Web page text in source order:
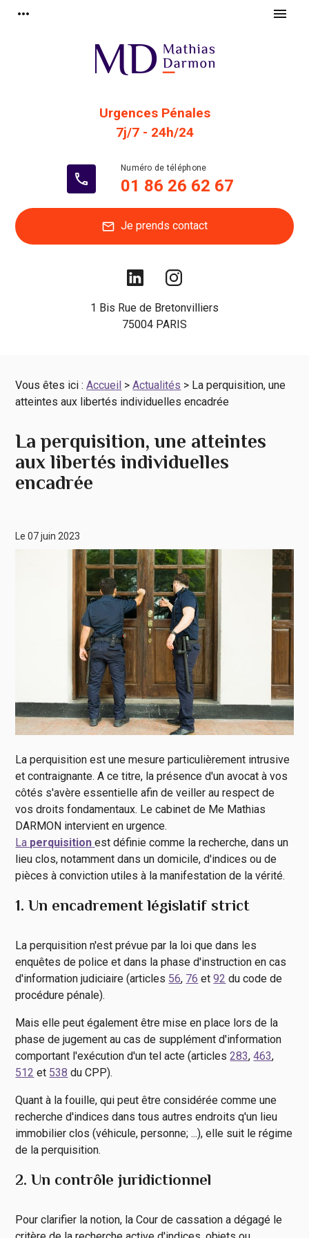
more_horiz menu
1 Bis Rue de Bretonvilliers
75004 PARIS
Urgences Pénales
7j/7 - 24h/24
phone 01 86 26 62 67
mail Je prends contact
Vous êtes ici : Accueil >Actualités > La perquisition, une
atteintes aux libertés individuelles encadrée
La perquisition, une atteintes
aux libertés individuelles
encadrée
Le 07 juin 2023
La perquisition est une mesure particulièrement intrusive
et contraignante. A ce titre, la présence d'un avocat à vos
côtés s'avère essentielle afin de veiller au respect de
vos droits fondamentaux. Le cabinet de Me Mathias
DARMON intervient en urgence.
La perquisition est définie comme la recherche, dans un
lieu clos, notamment dans un domicile, d'indices ou de
pièces à conviction utiles à la manifestation de la vérité.
1. Un encadrement législatif strict
La perquisition n'est prévue par la loi que dans les
enquêtes de police et dans la phase d'instruction en cas
d'information judiciaire (articles 56, 76 et92 du code de
procédure pénale).
Mais elle peut également être mise en place lors de la
phase de jugement au cas de supplément d'information
comportant l'exécution d'un tel acte (articles283,463,
512 et 538 du CPP).
Quant à la fouille, qui peut être considérée comme une
recherche d'indices dans tous autres endroits q'un lieu
immobilier clos (véhicule, personne; ...), elle suit le régime
de la perquisition.
2. Un contrôle juridictionnel
Pour clarifier la notion, la Cour de cassation a dégagé le